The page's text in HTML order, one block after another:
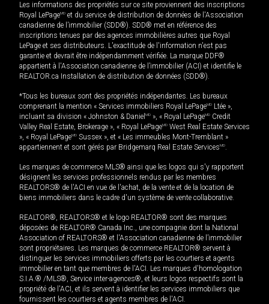
Les informations des propriétés sur ce site proviennent des inscriptions
Royal LePageMD et du service de distribution de données de l'Association
canadienne de l’immobilier (SDD®). SDD® met en référence des
inscriptions tenues par des agences immobilières autres que Royal
LePage et ses distributeurs. L'exactitude de l'information n'est pas
garantie et devrait être indépendamment vérifiée. La marque DDF®
appartient à l'Association canadienne de l’immobilier (ACI) et identifie le
REALTOR.ca Installation de distribution de données (SDD®).
*Tous les bureaux sont des propriétés indépendantes. Les bureaux
comprenant la mention « Services immobiliers Royal LePageMD Ltée »,
incluant sa division « Johnston & Daniel MD », « Royal LePageMD Credit
Valley Real Estate, Brokerage », « Royal LePageMD West Real Estate Services
», « Royal LePageMD Sussex », et « Les immeubles Mont-Tremblant »
appartiennent et sont gérés par Bridgemarq Real Estate ServicesMD.
Les marques de commerce MLS® ainsi que les logos qui s'y rapportent
désignent les services professionnels rendus par les membres
REALTORS® de l'ACI en vue de l'achat, de la vente et de la location de
biens immobiliers dans le cadre d'un système de vente collaborative.
REALTOR®, REALTORS® et le logo REALTOR® sont des marques
déposées de REALTOR® Canada Inc., une compagnie dont la National
Association of REALTORS® et l'Association canadienne de l’immobilier
sont propriétaires. Les marques de commerce REALTOR® servent à
distinguer les services immobiliers offerts par les courtiers et agents
immobilier en tant que membres de l'ACI. Les marques d'homologation
S.I.A.® /MLS®, Service inter-agences®, et leurs logos respectifs sont la
propriété de l'ACI, et ils servent à identifier les services immobiliers que
fournissent les courtiers et agents membres de l'ACI.